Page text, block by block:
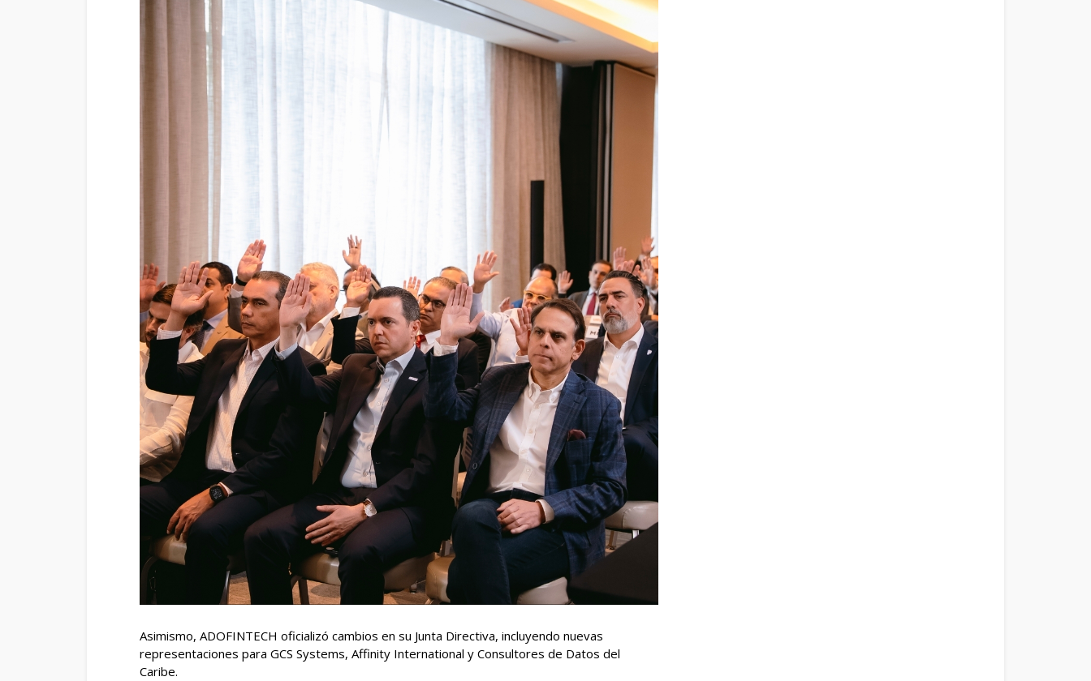
Asimismo, ADOFINTECH oficializó cambios en su Junta Directiva, incluyendo nuevas
representaciones para GCS Systems, Affinity International y Consultores de Datos del
Caribe.